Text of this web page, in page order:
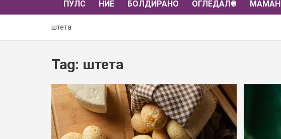
ПУЛС НИЕ БОЛДИРАНО ОГЛЕДАЛО МАМАН
штета
Tag: штета